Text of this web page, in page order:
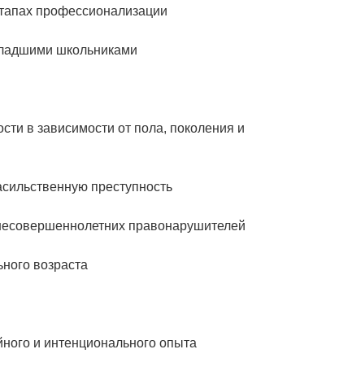
профессионализации
школьниками
в зависимости от пола, поколения и
преступность
правонарушителей
возраста
и интенционального опыта